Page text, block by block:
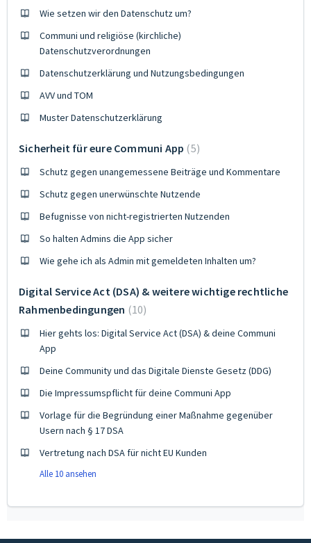
Wie setzen wir den Datenschutz um?
Communi und religiöse (kirchliche)
Datenschutzverordnungen
Datenschutzerklärung und Nutzungsbedingungen
AVV und TOM
Muster Datenschutzerklärung
Sicherheit für eure Communi App 5
Schutz gegen unangemessene Beiträge und Kommentare
Schutz gegen unerwünschte Nutzende
Befugnisse von nicht-registrierten Nutzenden
So halten Admins die App sicher
Wie gehe ich als Admin mit gemeldeten Inhalten um?
Digital Service Act (DSA) & weitere wichtige rechtliche
Rahmenbedingungen 10
Hier gehts los: Digital Service Act (DSA) & deine Communi
App
Deine Community und das Digitale Dienste Gesetz (DDG)
Die Impressumspflicht für deine Communi App
Vorlage für die Begründung einer Maßnahme gegenüber
Usern nach § 17 DSA
Vertretung nach DSA für nicht EU Kunden
Alle 10 ansehen